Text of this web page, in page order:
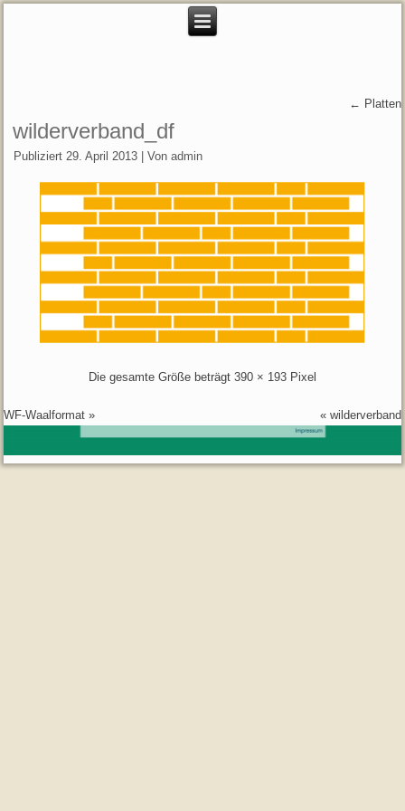
← Platten
wilderverband_df
Publiziert 29. April 2013 |Von admin
Die gesamte Größe beträgt 390 × 193 Pixel
WF-Waalformat » « wilderverband